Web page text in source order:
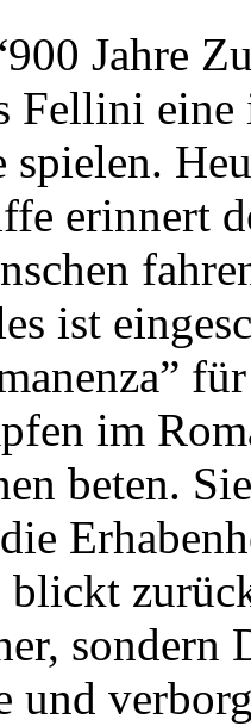
Jahre
Fellini
spielen.
erinnert
ist
im
beten.
sondern